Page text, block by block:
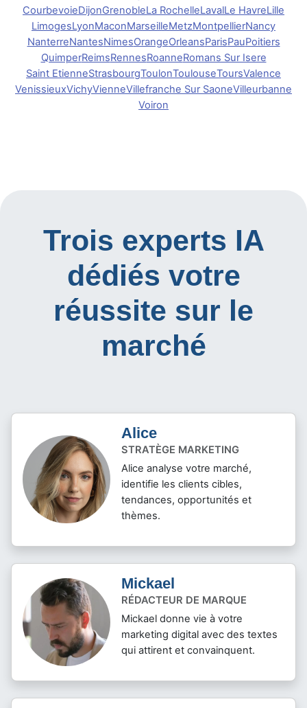
CourbevoieDijonGrenobleLa RochelleLavalLe HavreLille
LimogesLyonMaconMarseilleMetzMontpellierNancy
NanterreNantesNimesOrangeOrleansParisPauPoitiers
QuimperReimsRennesRoanneRomans Sur Isere
Saint EtienneStrasbourgToulonToulouseToursValence
VenissieuxVichyVienneVillefranche Sur SaoneVilleurbanne
Voiron
Trois experts IA
dédiés votre
réussite sur le
marché
Alice
STRATÈGE MARKETING
Alice analyse votre marché,
identifie les clients cibles,
tendances, opportunités et
thèmes.
Mickael
RÉDACTEUR DE MARQUE
Mickael donne vie à votre
marketing digital avec des textes
qui attirent et convainquent.